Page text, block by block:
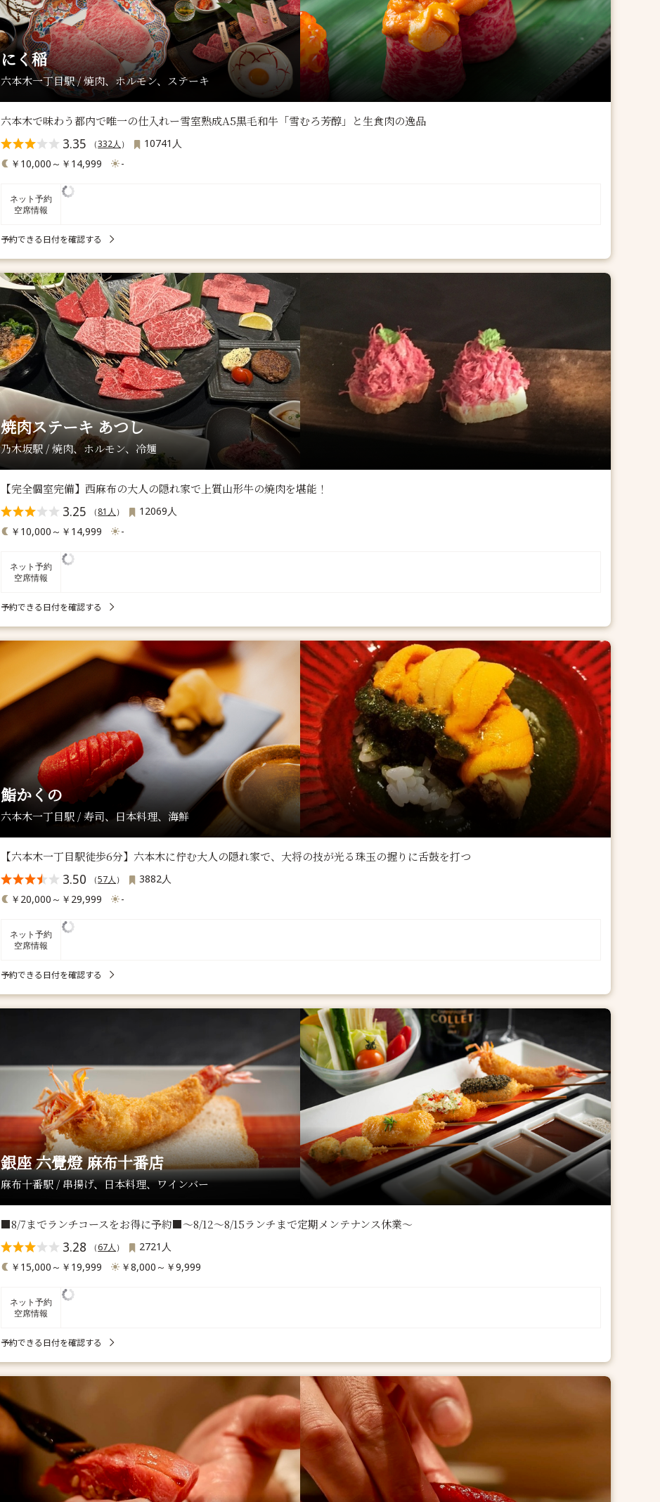
にく稲
六本木一丁目駅 / 焼肉、ホルモン、ステーキ
六本木で味わう都内で唯一の仕入れー雪室熟成A5黒毛和牛「雪むろ芳醇」と生食肉の逸品
3.35 （332人 ）
10741人
￥10,000～￥14,999
-
ネット予約
空席情報
予約できる日付を確認する
焼肉ステーキ あつし
乃木坂駅 / 焼肉、ホルモン、冷麺
【完全個室完備】西麻布の大人の隠れ家で上質山形牛の焼肉を堪能！
3.25 （81人 ）
12069人
￥10,000～￥14,999
-
ネット予約
空席情報
予約できる日付を確認する
鮨かくの
六本木一丁目駅 / 寿司、日本料理、海鮮
【六本木一丁目駅徒歩6分】六本木に佇む大人の隠れ家で、大将の技が光る珠玉の握りに舌鼓を打つ
3.50 （57人 ）
3882人
￥20,000～￥29,999
-
ネット予約
空席情報
予約できる日付を確認する
銀座 六覺燈 麻布十番店
麻布十番駅 / 串揚げ、日本料理、ワインバー
■8/7までランチコースをお得に予約■～8/12～8/15ランチまで定期メンテナンス休業～
3.28 （67人 ）
2721人
￥15,000～￥19,999
￥8,000～￥9,999
ネット予約
空席情報
予約できる日付を確認する